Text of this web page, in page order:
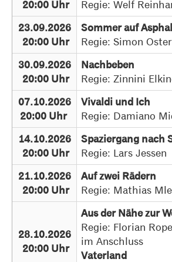
20:00 Uhr
Regie: Welf
23.09.2026
20:00 Uhr
Sommer auf
Regie: Simon
30.09.2026
20:00 Uhr
Nachbeben
Regie: Zinnini
07.10.2026
20:00 Uhr
Vivaldi und Ich
Regie: Damiano
14.10.2026
20:00 Uhr
Spaziergang nach
Regie: Lars Jessen
21.10.2026
20:00 Uhr
Auf zwei Rädern
Regie: Mathias
28.10.2026
20:00 Uhr
Aus der Nähe zur
Regie: Florian
im Anschluss
Vaterland